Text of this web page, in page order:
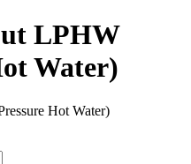
LPHW
Water)